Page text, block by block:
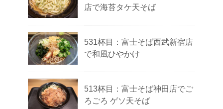
店で海苔タケ天そば
531杯目：富士そば西武新宿店
で和風ひやかけ
513杯目：富士そば神田店でご
ろごろ ゲソ天そば